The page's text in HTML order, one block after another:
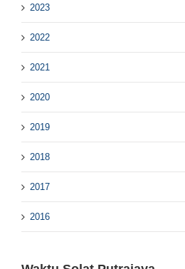
2023
2022
2021
2020
2019
2018
2017
2016